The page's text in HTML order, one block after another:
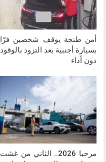
أمن طنجة يوقف شخصين فرّا
بسيارة أجنبية بعد التزود بالوقود
دون أداء
مرحبا 2026.. الثاني من غشت